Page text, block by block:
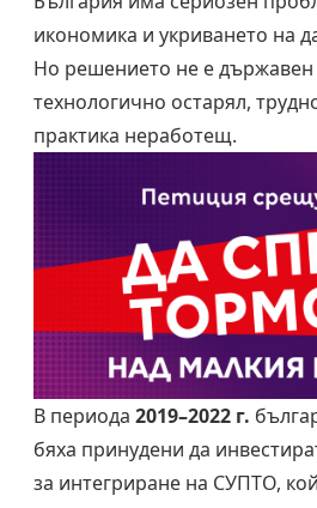
икономика и укриването на
Но решението не е държавен
технологично остарял,
практика неработещ.
В периода 2019–2022 г.
бяха принудени да
за интегриране на СУПТО,